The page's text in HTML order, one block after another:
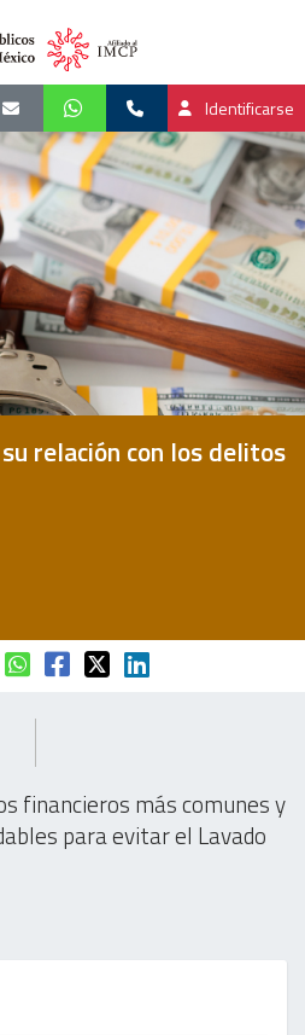
Identificarse
relación con los delitos
financieros más comunes y
para evitar el Lavado